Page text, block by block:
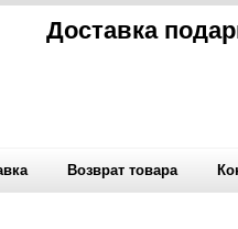
Доставка
Возврат товара